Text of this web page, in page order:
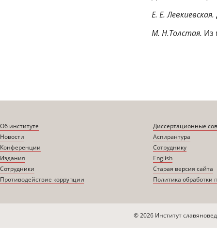
Е. Е. Левкиевская.
М. Н.Толстая. Из
Об институте
Новости
Конференции
Издания
Сотрудники
Противодействие коррупции
Диссертационные
Аспирантура
Сотруднику
English
Старая версия сайта
Политика обработки
© 2026 Институт